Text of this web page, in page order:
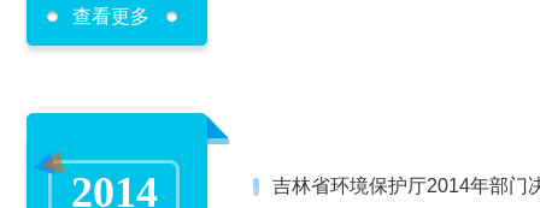
查看更多
2014 吉林省环境保护厅2014年部门